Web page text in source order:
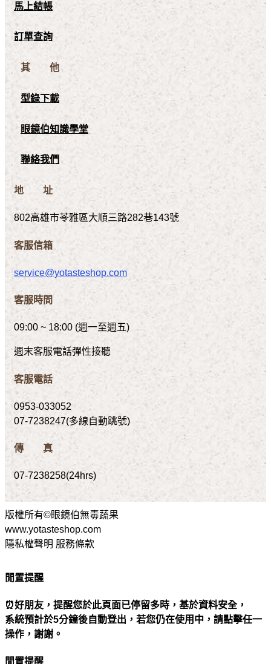
馬上結帳
訂單查詢
其 他
型錄下載
眼鏡伯知識學堂
聯絡我們
地 址
802高雄市苓雅區大順三路282巷143號
客服信箱
service@yotasteshop.com
客服時間
09:00 ~ 18:00 (週一至週五)
週末客服電話彈性接聽
客服電話
0953-033052
07-7238247(多線自動跳號)
傳 真
07-7238258(24hrs)
版權所有©眼鏡伯無毒蔬果
www.yotasteshop.com
隱私權聲明 服務條款
閒置提醒
⏰好朋友，提醒您於此頁面已停留多時，基於資料安全，
系統預計於5分鐘後自動登出，若您仍在使用中，請點擊任一
操作，謝謝。
閒置提醒